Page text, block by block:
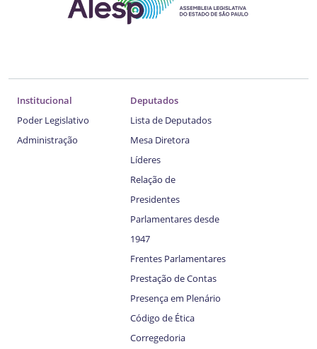
Institucional
Poder Legislativo
Administração
Deputados
Lista de Deputados
Mesa Diretora
Líderes
Relação de
Presidentes
Parlamentares desde
1947
Frentes Parlamentares
Prestação de Contas
Presença em Plenário
Código de Ética
Corregedoria